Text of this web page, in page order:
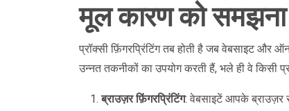
मूल कारण को समझना
प्रॉक्सी फ़िंगरप्रिंटिंग तब होती है जब वेबसाइट
उन्नत तकनीकों का उपयोग करती हैं, भले ही वे किसी
ब्राउज़र फ़िंगरप्रिंटिंग: वेबसाइटें आपके ब्राउज़र